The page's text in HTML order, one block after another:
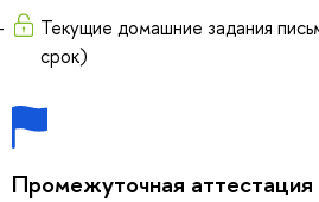
Текущие домашние задания
срок)
Промежуточная аттестация